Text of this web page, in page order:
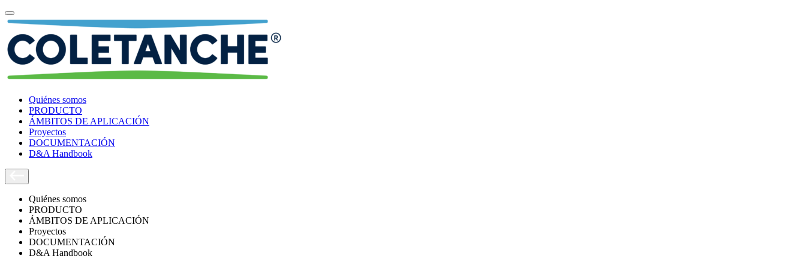
Quiénes somos
PRODUCTO
ÁMBITOS DE APLICACIÓN
Proyectos
DOCUMENTACIÓN
D&A Handbook
Quiénes somos
PRODUCTO
ÁMBITOS DE APLICACIÓN
Proyectos
DOCUMENTACIÓN
D&A Handbook